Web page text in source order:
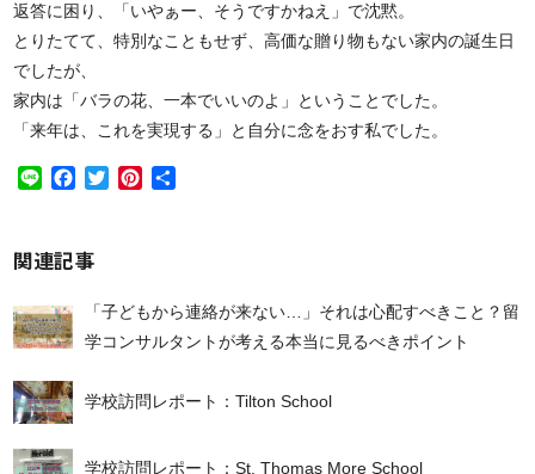
返答に困り、「いやぁー、そうですかねえ」で沈黙。
とりたてて、特別なこともせず、高価な贈り物もない家内の誕生日
でしたが、
家内は「バラの花、一本でいいのよ」ということでした。
「来年は、これを実現する」と自分に念をおす私でした。
Line Facebook
TwitterPinterest
関連記事
「子どもから連絡が来ない…」それは心配すべきこと？留
学コンサルタントが考える本当に見るべきポイント
学校訪問レポート：Tilton School
学校訪問レポート：St. Thomas More School